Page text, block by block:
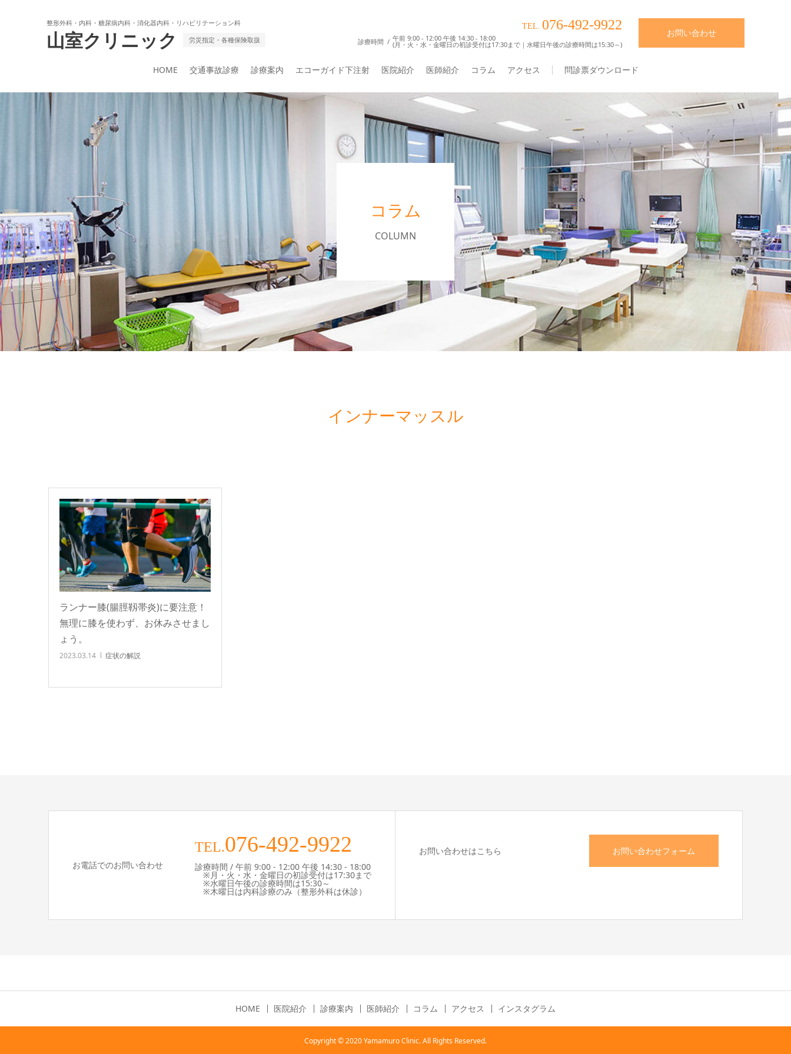
整形外科・内科・糖尿病内科・消化器内科・リハビリテーション科
山室クリニック 労災指定・各種保険取扱
TEL. 076-492-9922
診療時間 午前 9:00 - 12:00 午後 14:30 - 18:00
(月・火・水・金曜日の初診受付は17:30まで｜水曜日午後の診療時間は15:30～)
お問い合わせ
HOME 交通事故診療 診療案内 エコーガイド下注射 医院紹介 医師紹介 コラム アクセス 問診票ダウンロード
コラム
COLUMN
インナーマッスル
ランナー膝(腸脛靱帯炎)に要注意！
無理に膝を使わず、お休みさせまし
ょう。
2023.03.14 症状の解説
お電話でのお問い合わせ
TEL.076-492-9922
診療時間 / 午前 9:00 - 12:00 午後 14:30 - 18:00
※月・火・水・金曜日の初診受付は17:30まで
※水曜日午後の診療時間は15:30～
※木曜日は内科診療のみ（整形外科は休診）
お問い合わせはこちら お問い合わせフォーム
HOME 医院紹介 診療案内 医師紹介 コラム アクセス インスタグラム
Copyright © 2020 Yamamuro Clinic. All Rights Reserved.